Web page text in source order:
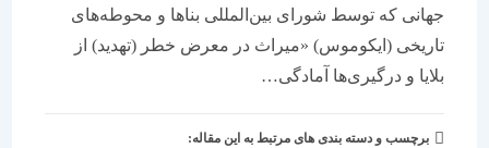
جهانی که توسط شورای بین‌المللی بناها و محوطه‌های
تاریخی (ایکوموس) «میراث در معرض خطر (تهدید) از
بلایا و درگیری‌ها آمادگی…
برچسب و دسته بندی های مرتبط به این مقاله: